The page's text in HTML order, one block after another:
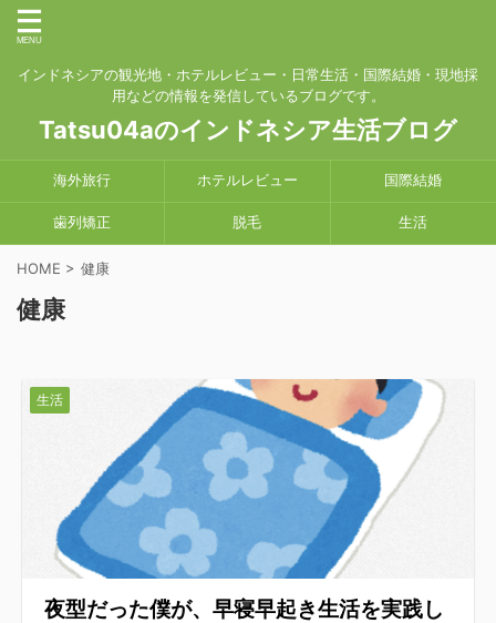
インドネシアの観光地・ホテルレビュー・日常生活・国際結婚・現地採
用などの情報を発信しているブログです。
Tatsu04aのインドネシア生活ブログ
海外旅行 ホテルレビュー 国際結婚
歯列矯正 脱毛 生活
HOME > 健康
健康
生活
夜型だった僕が、早寝早起き生活を実践し